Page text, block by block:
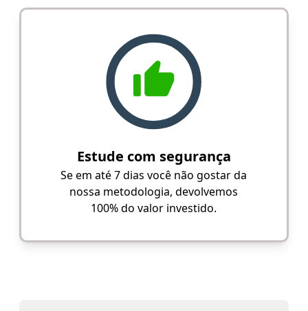
Estude com segurança
Se em até 7 dias você não gostar da
nossa metodologia, devolvemos
100% do valor investido.